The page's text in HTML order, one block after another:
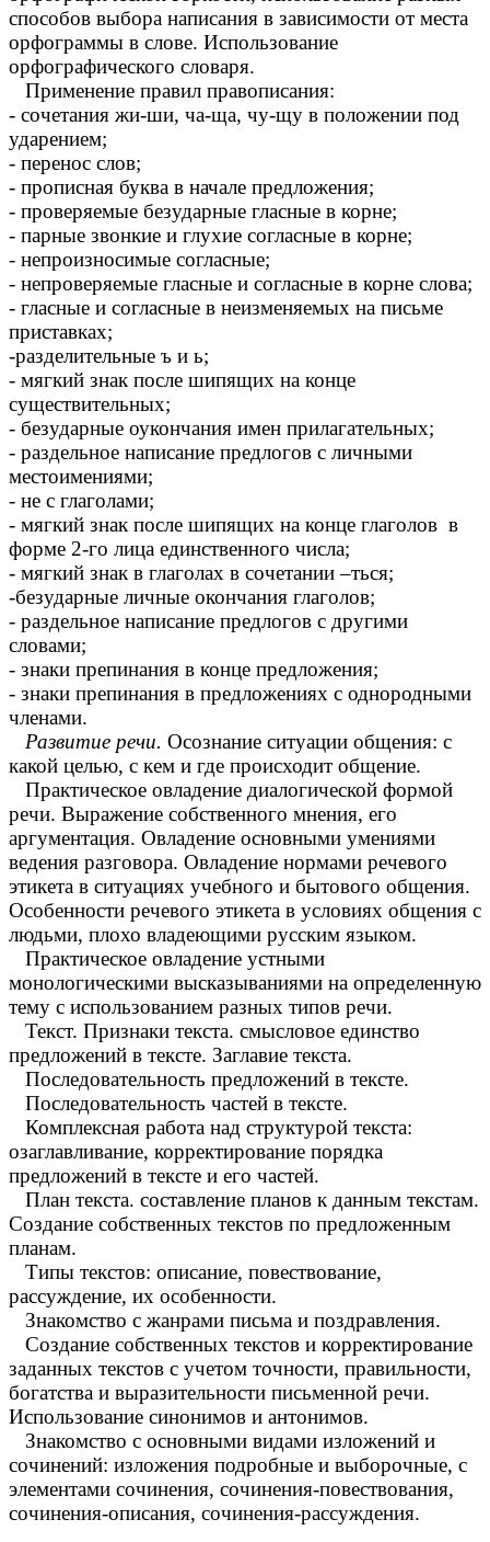
способов выбора написания в зависимости от места
орфограммы в слове. Использование
орфографического словаря.
Применение правил правописания:
- сочетания жи-ши, ча-ща, чу-щу в положении под
ударением;
- перенос слов;
- прописная буква в начале предложения;
- проверяемые безударные гласные в корне;
- парные звонкие и глухие согласные в корне;
- непроизносимые согласные;
- непроверяемые гласные и согласные в корне слова;
- гласные и согласные в неизменяемых на письме
приставках;
-разделительные ъ и ь;
- мягкий знак после шипящих на конце
существительных;
- безударные оукончания имен прилагательных;
- раздельное написание предлогов с личными
местоимениями;
- не с глаголами;
- мягкий знак после шипящих на конце глаголов в
форме 2-го лица единственного числа;
- мягкий знак в глаголах в сочетании –ться;
-безударные личные окончания глаголов;
- раздельное написание предлогов с другими
словами;
- знаки препинания в конце предложения;
- знаки препинания в предложениях с однородными
членами.
Развитие речи. Осознание ситуации общения: с
какой целью, с кем и где происходит общение.
Практическое овладение диалогической формой
речи. Выражение собственного мнения, его
аргументация. Овладение основными умениями
ведения разговора. Овладение нормами речевого
этикета в ситуациях учебного и бытового общения.
Особенности речевого этикета в условиях общения с
людьми, плохо владеющими русским языком.
Практическое овладение устными
монологическими высказываниями на определенную
тему с использованием разных типов речи.
Текст. Признаки текста. смысловое единство
предложений в тексте. Заглавие текста.
Последовательность предложений в тексте.
Последовательность частей в тексте.
Комплексная работа над структурой текста:
озаглавливание, корректирование порядка
предложений в тексте и его частей.
План текста. составление планов к данным текстам.
Создание собственных текстов по предложенным
планам.
Типы текстов: описание, повествование,
рассуждение, их особенности.
Знакомство с жанрами письма и поздравления.
Создание собственных текстов и корректирование
заданных текстов с учетом точности, правильности,
богатства и выразительности письменной речи.
Использование синонимов и антонимов.
Знакомство с основными видами изложений и
сочинений: изложения подробные и выборочные, с
элементами сочинения, сочинения-повествования,
сочинения-описания, сочинения-рассуждения.